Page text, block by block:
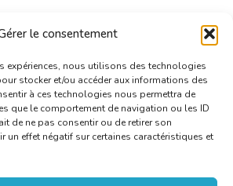
le consentement
expériences, nous utilisons des technologies
stocker et/ou accéder aux informations des
à ces technologies nous permettra de
que le comportement de navigation ou les ID
de ne pas consentir ou de retirer son
un effet négatif sur certaines caractéristiques et